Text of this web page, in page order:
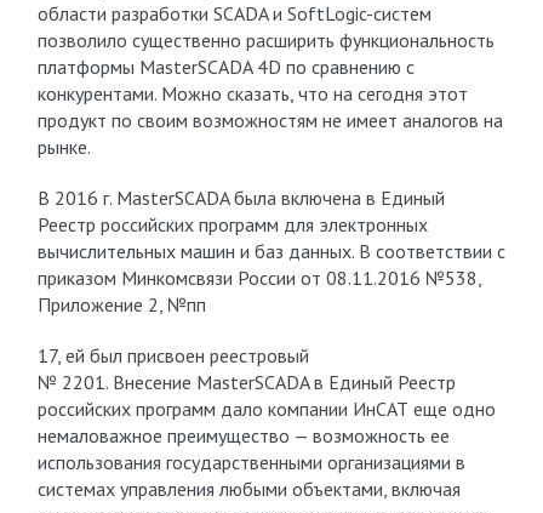
области разработки SCADA и SoftLogic-систем
позволило существенно расширить функциональность
платформы MasterSCADA 4D по сравнению с
конкурентами. Можно сказать, что на сегодня этот
продукт по своим возможностям не имеет аналогов на
рынке.
В 2016 г. MasterSCADA была включена в Единый
Реестр российских программ для электронных
вычислительных машин и баз данных. В соответствии с
приказом Минкомсвязи России от 08.11.2016 №538,
Приложение 2, №пп
17, ей был присвоен реестровый
№ 2201. Внесение MasterSCADA в Единый Реестр
российских программ дало компании ИнСАТ еще одно
немаловажное преимущество — возможность ее
использования государственными организациями в
системах управления любыми объектами, включая